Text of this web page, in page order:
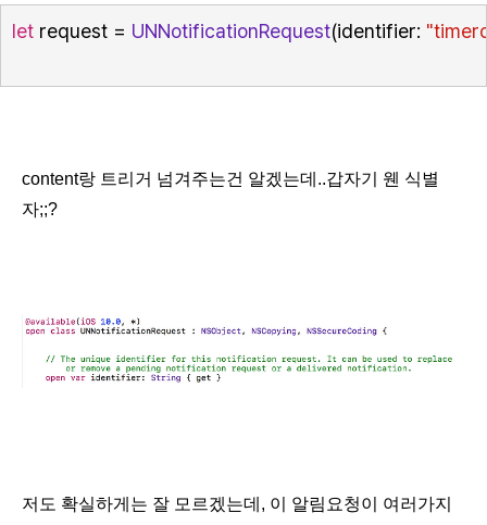
let request = UNNotificationRequest(identifier:
content랑 트리거 넘겨주는건 알겠는데..갑자기 웬 식별
자;;?
저도 확실하게는 잘 모르겠는데, 이 알림요청이 여러가지